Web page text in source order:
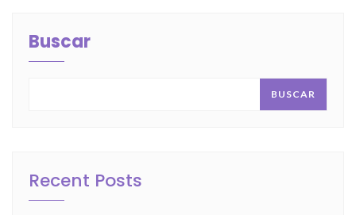
Buscar
BUSCAR
Recent Posts